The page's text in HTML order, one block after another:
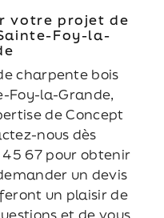
votre projet de
Foy-la-
charpente bois
Foy-la-Grande,
de Concept
nous dès
67 pour obtenir
un devis
un plaisir de